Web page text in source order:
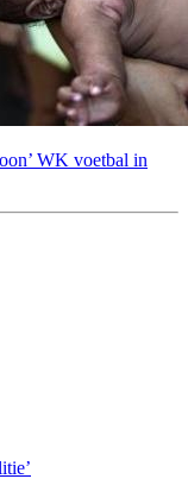
WK voetbal in